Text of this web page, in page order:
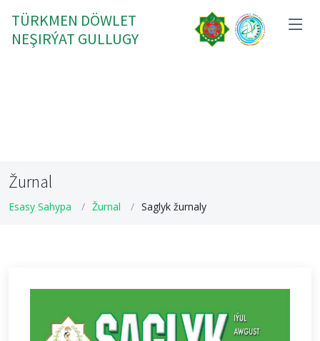
TÜRKMEN DÖWLET
NEŞIRÝAT GULLUGY
Žurnal
Esasy Sahypa Žurnal Saglyk žurnaly